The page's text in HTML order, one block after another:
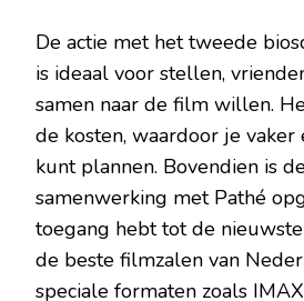
De actie met het tweede
is ideaal voor stellen,
samen naar de film willen.
de kosten, waardoor je vaker
kunt plannen. Bovendien is
samenwerking met Pathé
toegang hebt tot de
de beste filmzalen van
speciale formaten zoals